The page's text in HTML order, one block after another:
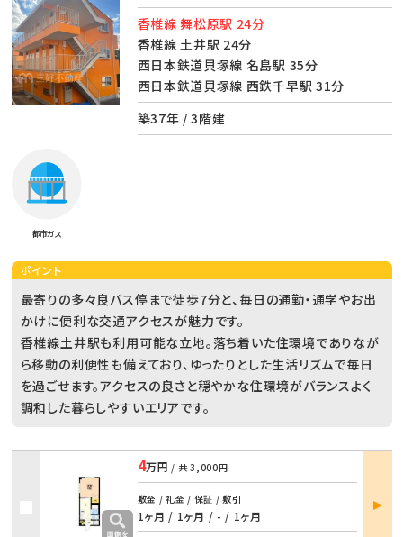
香椎線 舞松原駅 24分
香椎線 土井駅 24分
西日本鉄道貝塚線 名島駅 35分
西日本鉄道貝塚線 西鉄千早駅 31分
築37年 / 3階建
都市ガス
ポイント
最寄りの多々良バス停まで徒歩7分と、毎日の通勤・通学やお出
かけに便利な交通アクセスが魅力です。
香椎線土井駅も利用可能な立地。落ち着いた住環境でありなが
ら移動の利便性も備えており、ゆったりとした生活リズムで毎日
を過ごせます。アクセスの良さと穏やかな住環境がバランスよく
調和した暮らしやすいエリアです。
4万円 / 共3,000円
敷金 / 礼金 / 保証 / 敷引
1ヶ月 / 1ヶ月 / - / 1ヶ月
部屋
詳細